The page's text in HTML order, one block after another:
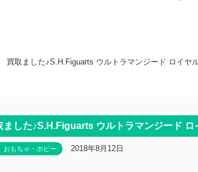
取ました♪S.H.Figuarts ウルトラマンジード ロイヤ
した♪S.H.Figuarts ウルトラマンジード ロ
おもちゃ・ホビー 2018年8月12日